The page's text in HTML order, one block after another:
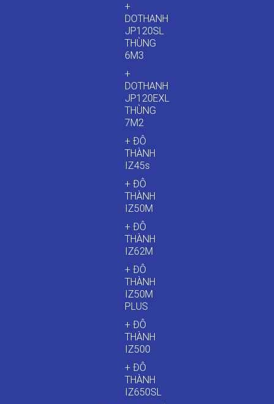
+
DOTHANH
JP120SL
THÙNG
6M3
+
DOTHANH
JP120EXL
THÙNG
7M2
+ ĐÔ
THÀNH
IZ45s
+ ĐÔ
THÀNH
IZ50M
+ ĐÔ
THÀNH
IZ62M
+ ĐÔ
THÀNH
IZ50M
PLUS
+ ĐÔ
THÀNH
IZ500
+ ĐÔ
THÀNH
IZ650SL